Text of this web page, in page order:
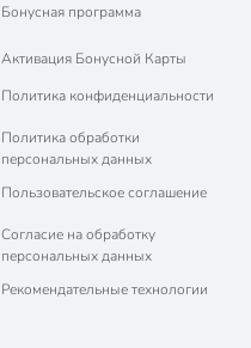
600 г
23 x 9 x 17 см
Бонусная программа
Активация Бонусной Карты
Политика конфиденциальности
Политика обработки
персональных данных
Пользовательское соглашение
Согласие на обработку
персональных данных
Рекомендательные технологии